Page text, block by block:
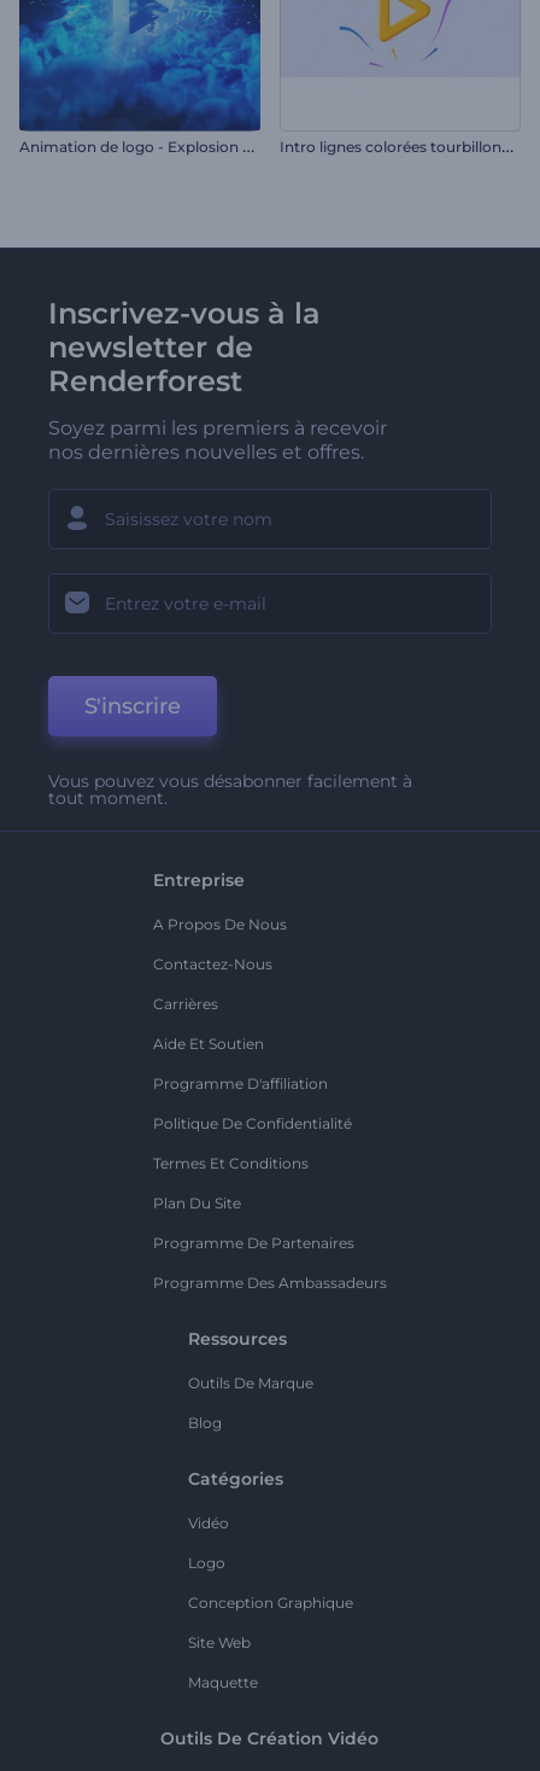
A
nimation de logo - Explosion hyperspatiale I
ntro lignes colorées tourbillonnantes
Inscrivez-vous à la
newsletter de
Renderforest
Soyez parmi les premiers à recevoir
nos dernières nouvelles et offres.
S'inscrire
Vous pouvez vous désabonner facilement à
tout moment.
Entreprise
A Propos De Nous
Contactez-Nous
Carrières
Aide Et Soutien
Programme D'affiliation
Politique De Confidentialité
Termes Et Conditions
Plan Du Site
Programme De Partenaires
Programme Des Ambassadeurs
Ressources
Outils De Marque
Blog
Catégories
Vidéo
Logo
Conception Graphique
Site Web
Maquette
Outils De Création Vidéo